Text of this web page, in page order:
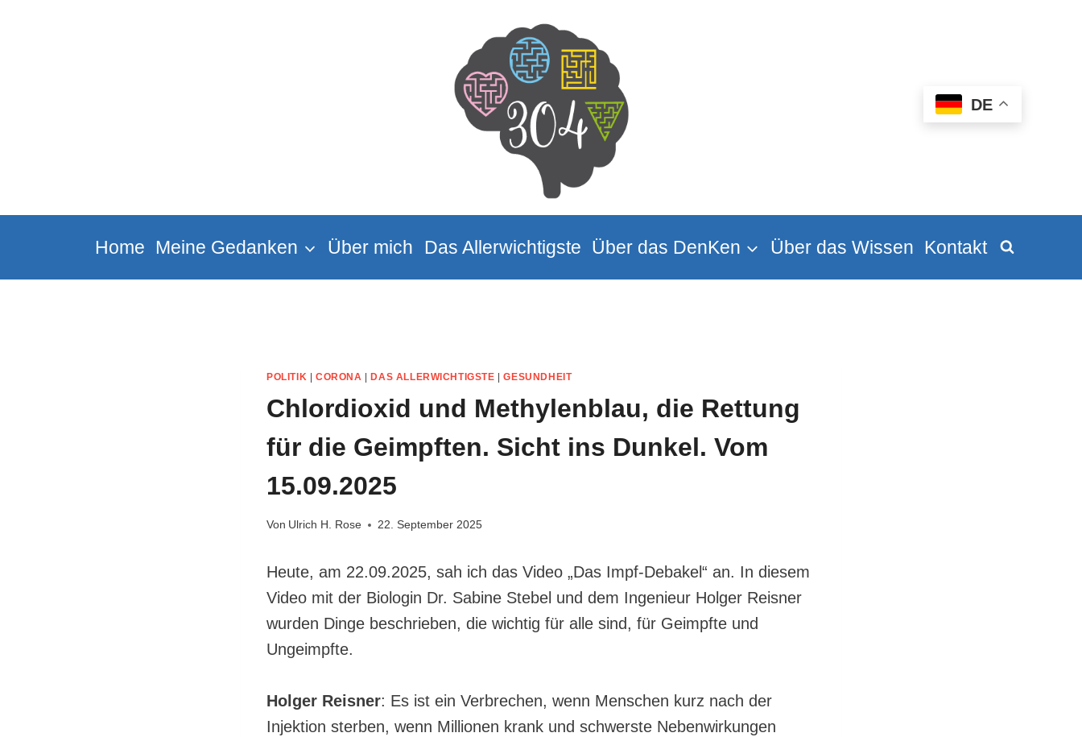
DE
Home Meine Gedanken Über mich Das Allerwichtigste Über das DenKen Über das Wissen Kontakt
POLITIK | CORONA |DAS ALLERWICHTIGSTE |GESUNDHEIT
Chlordioxid und Methylenblau, die Rettung
für die Geimpften. Sicht ins Dunkel. Vom
15.09.2025
Von Ulrich H. Rose 22. September 2025
Heute, am 22.09.2025, sah ich das Video „Das Impf-Debakel“ an. In diesem
Video mit der Biologin Dr. Sabine Stebel und dem Ingenieur Holger Reisner
wurden Dinge beschrieben, die wichtig für alle sind, für Geimpfte und
Ungeimpfte.
Holger Reisner: Es ist ein Verbrechen, wenn Menschen kurz nach der
Injektion sterben, wenn Millionen krank und schwerste Nebenwirkungen